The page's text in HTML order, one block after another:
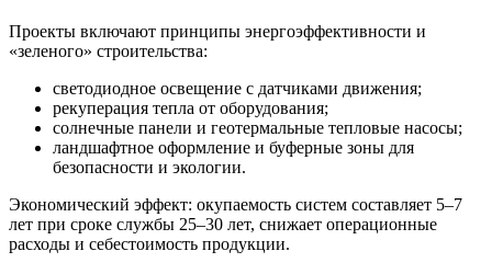
Проекты включают принципы энергоэффективности и
«зеленого» строительства:
светодиодное освещение с датчиками движения;
рекуперация тепла от оборудования;
солнечные панели и геотермальные тепловые насосы;
ландшафтное оформление и буферные зоны для
безопасности и экологии.
Экономический эффект: окупаемость систем составляет 5–7
лет при сроке службы 25–30 лет, снижает операционные
расходы и себестоимость продукции.